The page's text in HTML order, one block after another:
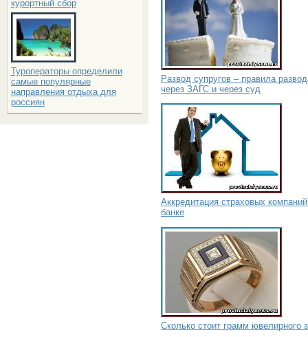
курортный сбор
Туроператоры определили
самые популярные
направления отдыха для
россиян
Развод супругов – правила
через ЗАГС и через суд
Аккредитация страховых
банке
Сколько стоит грамм ювелирного